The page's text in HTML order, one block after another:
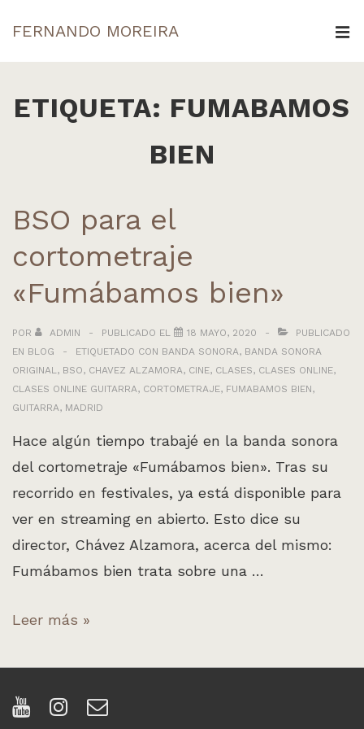
Saltar
al
principal
FERNANDO MOREIRA
principal
ETIQUETA: FUMABAMOS
BIEN
BSO para el
cortometraje
«Fumábamos bien»
POR ADMIN PUBLICADO EL 18 MAYO, 2020
PUBLICADO
EN BLOG ETIQUETADO CON BANDA SONORA, BANDA SONORA
ORIGINAL, BSO, CHAVEZ ALZAMORA, CINE, CLASES, CLASES ONLINE,
CLASES ONLINE GUITARRA, CORTOMETRAJE, FUMABAMOS BIEN,
GUITARRA, MADRID
Hace algún tiempo trabajé en la banda sonora
del cortometraje «Fumábamos bien». Tras su
recorrido en festivales, ya está disponible para
ver en streaming en abierto. Esto dice su
director, Chávez Alzamora, acerca del mismo:
Fumábamos bien trata sobre una …
BSO
el
cortometraje
«Fumábamos
Leer más »